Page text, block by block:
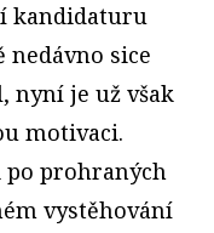
kandidaturu
nedávno sice
nyní je už však
motivaci.
po prohraných
vystěhování